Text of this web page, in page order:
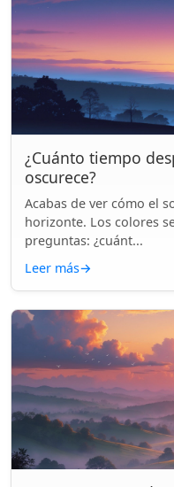
¿Cuánto tiempo
oscurece?
Acabas de ver cómo el
horizonte. Los colores
preguntas: ¿cuánt...
Leer más→